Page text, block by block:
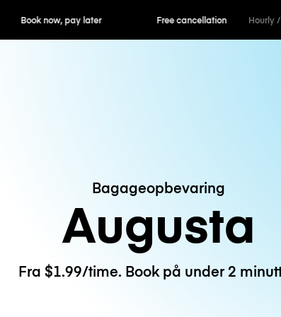
now, pay later Free cancellation Hourly
Bagageopbevaring
Augusta
Fra $1.99/time. Book på under 2